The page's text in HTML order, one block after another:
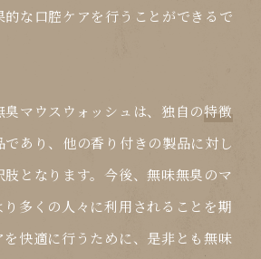
的な口腔ケアを行うことができるで
マウスウォッシュは、独自の特徴
あり、他の香り付きの製品に対し
となります。今後、無味無臭のマ
多くの人々に利用されることを期
快適に行うために、是非とも無味